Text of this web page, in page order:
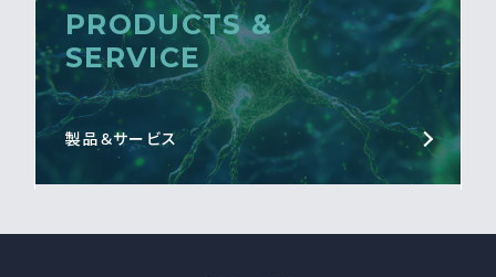
PRODUCTS &
SERVICE
製品＆サービス